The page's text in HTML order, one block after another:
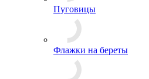
Пуговицы
Флажки на береты